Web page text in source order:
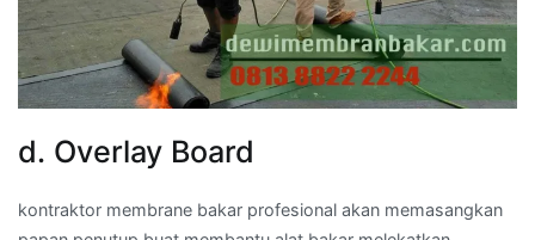
d. Overlay Board
kontraktor membrane bakar profesional akan memasangkan